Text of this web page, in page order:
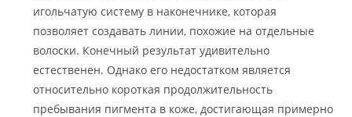
игольчатую систему в наконечнике, которая
позволяет создавать линии, похожие на отдельные
волоски. Конечный результат удивительно
естественен. Однако его недостатком является
относительно короткая продолжительность
пребывания пигмента в коже, достигающая примерно